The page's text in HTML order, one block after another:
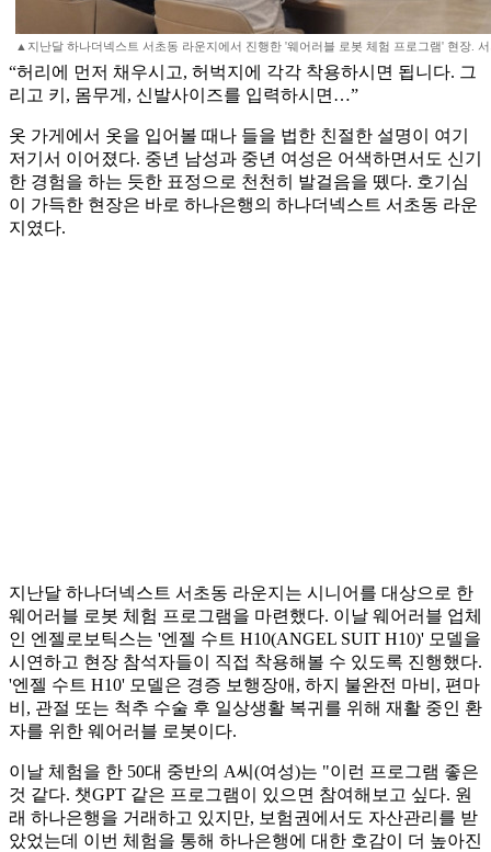
▲지난달 하나더넥스트 서초동 라운지에서 진행한 '웨어러블 로봇 체험 프로그램' 현장. 서
“허리에 먼저 채우시고, 허벅지에 각각 착용하시면 됩니다. 그
리고 키, 몸무게, 신발사이즈를 입력하시면…”
옷 가게에서 옷을 입어볼 때나 들을 법한 친절한 설명이 여기
저기서 이어졌다. 중년 남성과 중년 여성은 어색하면서도 신기
한 경험을 하는 듯한 표정으로 천천히 발걸음을 뗐다. 호기심
이 가득한 현장은 바로 하나은행의 하나더넥스트 서초동 라운
지였다.
지난달 하나더넥스트 서초동 라운지는 시니어를 대상으로 한
웨어러블 로봇 체험 프로그램을 마련했다. 이날 웨어러블 업체
인 엔젤로보틱스는 '엔젤 수트 H10(ANGEL SUIT H10)' 모델을
시연하고 현장 참석자들이 직접 착용해볼 수 있도록 진행했다.
'엔젤 수트 H10' 모델은 경증 보행장애, 하지 불완전 마비, 편마
비, 관절 또는 척추 수술 후 일상생활 복귀를 위해 재활 중인 환
자를 위한 웨어러블 로봇이다.
이날 체험을 한 50대 중반의 A씨(여성)는 "이런 프로그램 좋은
것 같다. 챗GPT 같은 프로그램이 있으면 참여해보고 싶다. 원
래 하나은행을 거래하고 있지만, 보험권에서도 자산관리를 받
았었는데 이번 체험을 통해 하나은행에 대한 호감이 더 높아진